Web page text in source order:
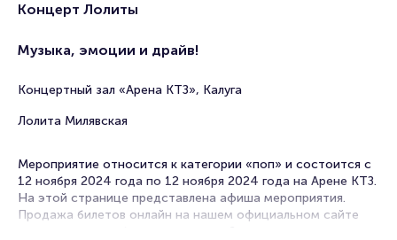
Концерт Лолиты
Музыка, эмоции и драйв!
Концертный зал «Арена КТЗ», Калуга
Лолита Милявская
Мероприятие относится к категории «поп» и состоится с
12 ноября 2024 года по 12 ноября 2024 года на Арене КТЗ.
На этой странице представлена афиша мероприятия.
Продажа билетов онлайн на нашем официальном сайте